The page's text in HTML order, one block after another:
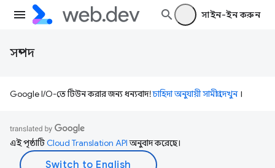
সাইন-ইন করুন
সম্পদ
Google I/O-তে টিউন করার জন্য ধন্যবাদ!চাহিদা অনুযায়ী সামগ্রী দেখুন।
এই পৃষ্ঠাটিCloud Translation APIঅনুবাদ করেছে।